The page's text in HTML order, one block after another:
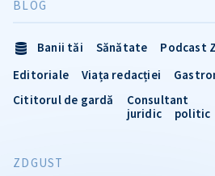
BLOG
Banii tăi Sănătate Podcast
Editoriale
Viața redacției
Cititorul de gardă
Consultant
juridic
politic
ZDGUST